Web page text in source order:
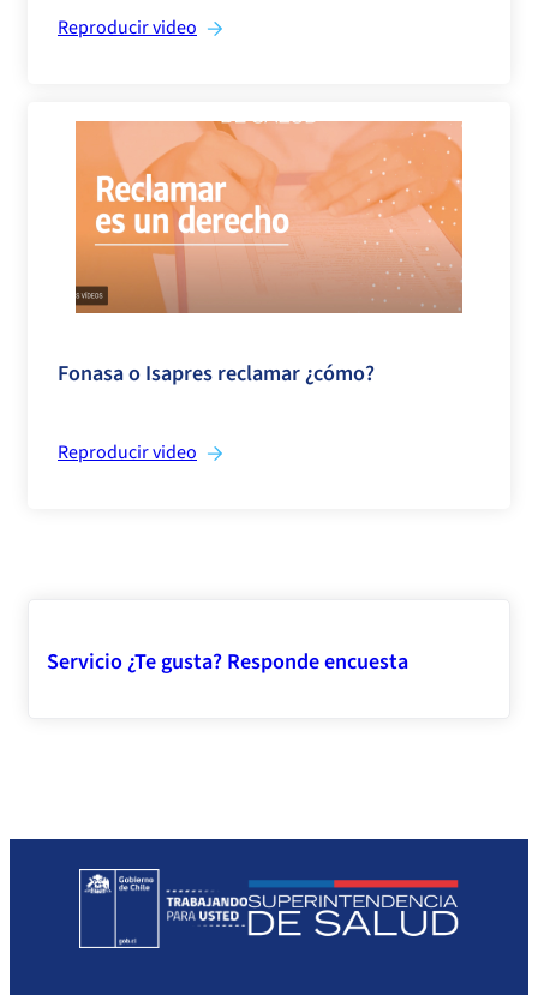
Reproducir video
Fonasa o Isapres reclamar ¿cómo?
Reproducir video
Servicio ¿Te gusta? Responde encuesta